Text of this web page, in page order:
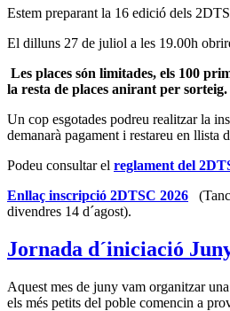
Estem preparant la 16 edició dels
El dilluns 27 de juliol a les 19.00h
Les places són limitades, els 100
la resta de places anirant per sorteig.
Un cop esgotades podreu realitzar la
demanarà pagament i restareu en llista
Podeu consultar el reglament del
Enllaç inscripció 2DTSC 2026
divendres 14 d´agost).
Jornada d´iniciació
Aquest mes de juny vam organitzar
els més petits del poble comencin a